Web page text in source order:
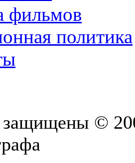
фильмов
политика
защищены ©